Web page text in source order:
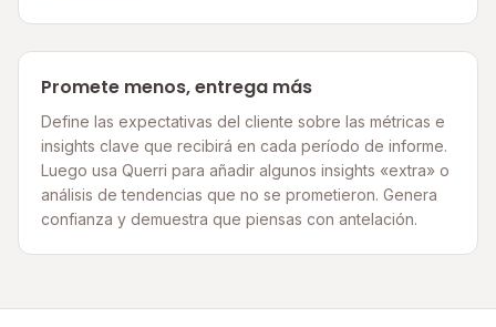
Promete menos, entrega más
Define las expectativas del cliente sobre las métricas e
insights clave que recibirá en cada período de informe.
Luego usa Querri para añadir algunos insights «extra» o
análisis de tendencias que no se prometieron. Genera
confianza y demuestra que piensas con antelación.